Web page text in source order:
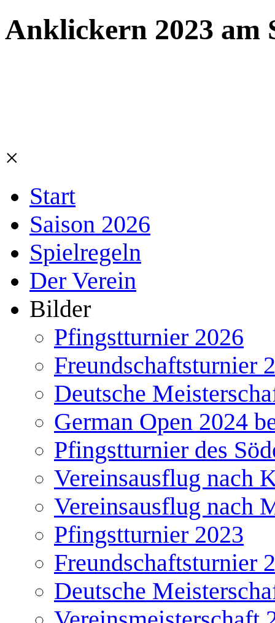
Anklickern 2023 am
×
Start
Saison 2026
Spielregeln
Der Verein
Bilder
Pfingstturnier 2026
Freundschaftsturnier
Deutsche
German Open 2024
Pfingstturnier des
Vereinsausflug nach
Vereinsausflug nach
Pfingstturnier 2023
Freundschaftsturnier
Deutsche